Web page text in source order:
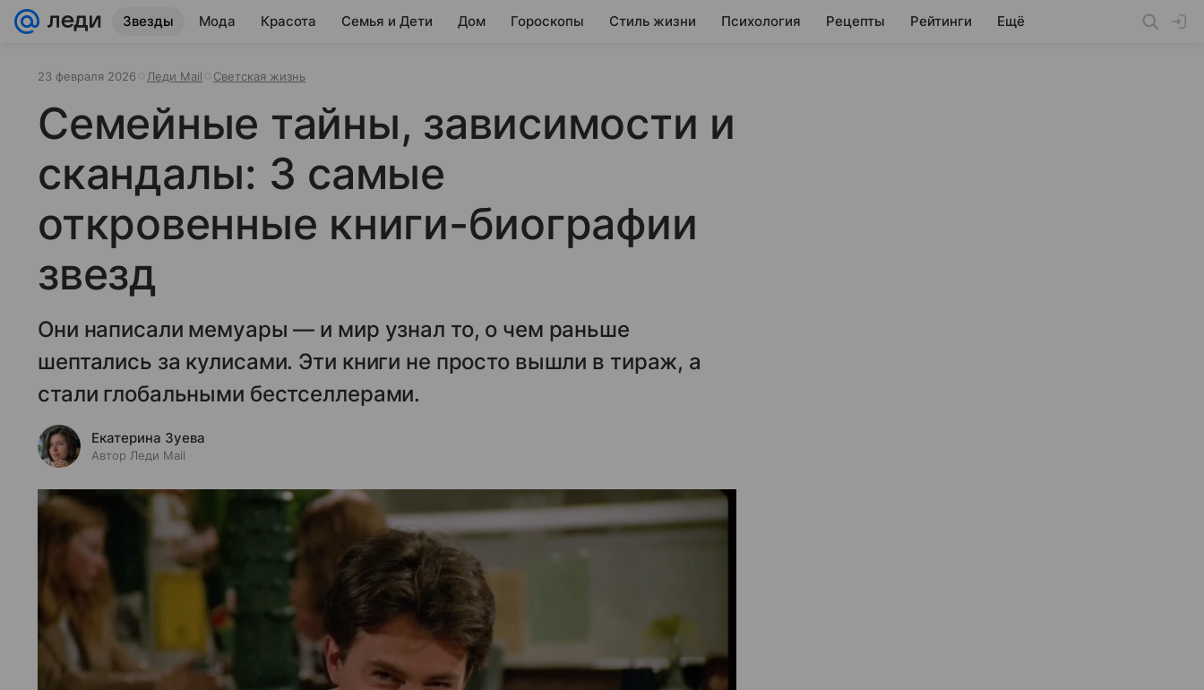
Звезды Мода Красота Семья и Дети Дом Гороскопы Стиль жизни Психология Рецепты Рейтинги Ещё
23 февраля 2026 Леди Mail Светская жизнь
Семейные тайны, зависимости и
скандалы: 3 самые
откровенные книги-биографии
звезд
Они написали мемуары — и мир узнал то, о чем раньше
шептались за кулисами. Эти книги не просто вышли в тираж, а
стали глобальными бестселлерами.
Екатерина Зуева
Автор Леди Mail